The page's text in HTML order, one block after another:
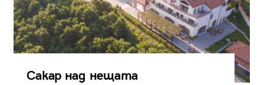
Сакар над нещата